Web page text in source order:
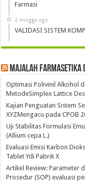
Farmasi
2 minggu ago
VALIDASI SISTEM
Majalah Farmasetika
Optimasi Polivinil Alkohol
MetodeSimplex Lattice
Kajian Penguatan Sistem
XYZMengacu pada CPOB
Uji Stabilitas Formulasi
(Allium cepa L.)
Evaluasi Emisi Karbon
Tablet Ydi Pabrik X
Artikel Review: Parameter
Prosedur (SOP) evaluasi